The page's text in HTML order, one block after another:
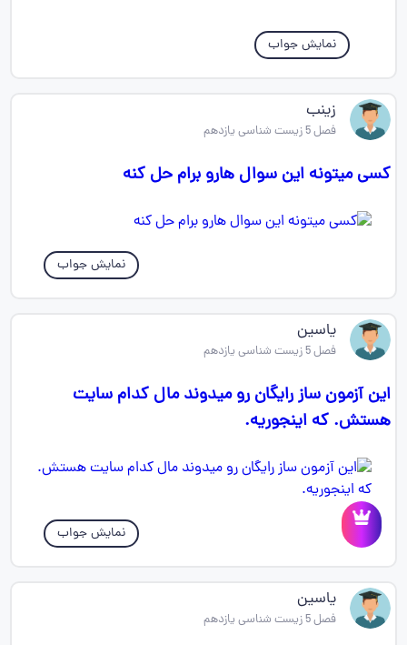
نمایش جواب
زینب
فصل 5 زیست شناسی یازدهم
کسی میتونه این سوال هارو برام حل کنه
نمایش جواب
یاسین
فصل 5 زیست شناسی یازدهم
این آزمون ساز رایگان رو میدوند مال کدام سایت
هستش. که اینجوریه.
نمایش جواب
یاسین
فصل 5 زیست شناسی یازدهم